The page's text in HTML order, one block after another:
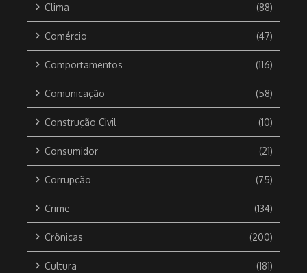
Clima (88)
Comércio (47)
Comportamentos (116)
Comunicação (58)
Construção Civil (10)
Consumidor (21)
Corrupção (75)
Crime (134)
Crônicas (200)
Cultura (181)